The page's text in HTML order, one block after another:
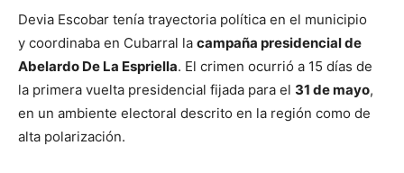
Devia Escobar tenía trayectoria política en el municipio
y coordinaba en Cubarral la campaña presidencial de
Abelardo De La Espriella. El crimen ocurrió a 15 días de
la primera vuelta presidencial fijada para el 31 de mayo,
en un ambiente electoral descrito en la región como de
alta polarización.